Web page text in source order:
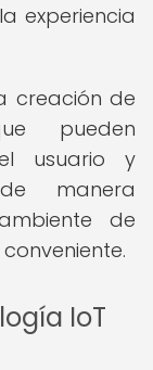
experiencia
creación de
pueden
usuario y
manera
de
IoT